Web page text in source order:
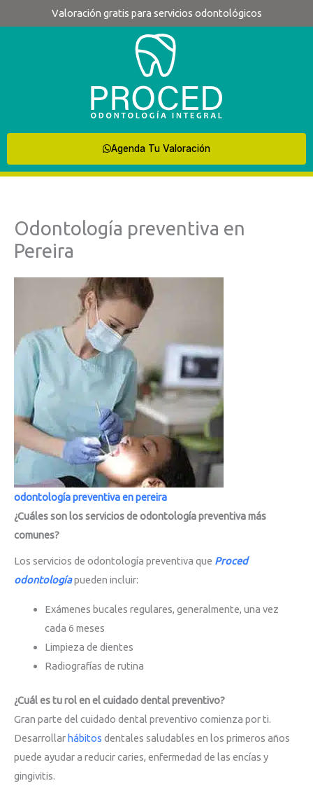
al
Valoración gratis para servicios odontológicos
Agenda Tu Valoración
Odontología preventiva en
Pereira
odontología preventiva en pereira
¿Cuáles son los servicios de odontología preventiva más
comunes?
Los servicios de odontología preventiva que Proced
odontologíapueden incluir:
Exámenes bucales regulares, generalmente, una vez
cada 6 meses
Limpieza de dientes
Radiografías de rutina
¿Cuál es tu rol en el cuidado dental preventivo?
Gran parte del cuidado dental preventivo comienza por ti.
Desarrollarhábitos dentales saludables en los primeros años
puede ayudar a reducir caries, enfermedad de las encías y
gingivitis.